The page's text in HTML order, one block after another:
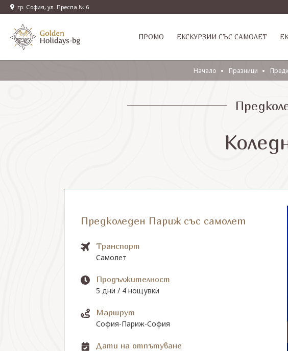
гр. София, ул. Преспа № 6
ПРОМО EКСКУРЗИИ СЪС САМОЛЕТ
Начало Празници
Предколеден Париж със самолет
Транспорт
Самолет
Продължителност
5 дни / 4 нощувки
Маршрут
София-Париж-София
Дати на отпътуване